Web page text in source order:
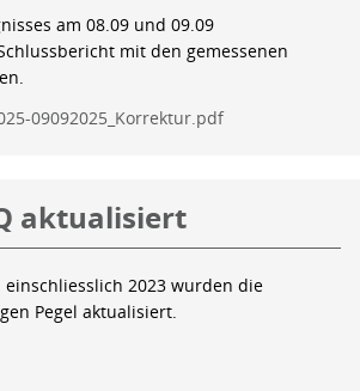
am 08.09 und 09.09
mit den gemessenen
09092025_Korrektur.pdf
aktualisiert
2023 wurden die
Pegel aktualisiert.